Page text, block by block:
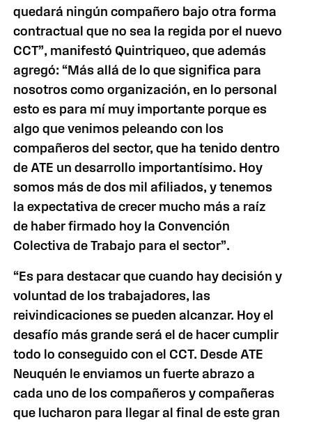
quedará ningún compañero bajo otra forma
contractual que no sea la regida por el nuevo
CCT”, manifestó Quintriqueo, que además
agregó: “Más allá de lo que significa para
nosotros como organización, en lo personal
esto es para mí muy importante porque es
algo que venimos peleando con los
compañeros del sector, que ha tenido dentro
de ATE un desarrollo importantísimo. Hoy
somos más de dos mil afiliados, y tenemos
la expectativa de crecer mucho más a raíz
de haber firmado hoy la Convención
Colectiva de Trabajo para el sector”.
“Es para destacar que cuando hay decisión y
voluntad de los trabajadores, las
reivindicaciones se pueden alcanzar. Hoy el
desafío más grande será el de hacer cumplir
todo lo conseguido con el CCT. Desde ATE
Neuquén le enviamos un fuerte abrazo a
cada uno de los compañeros y compañeras
que lucharon para llegar al final de este gran